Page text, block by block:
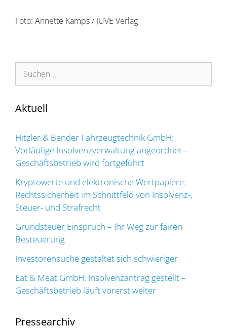
Foto: Annette Kamps / JUVE Verlag
Suchen
nach:
Aktuell
Hitzler & Bender Fahrzeugtechnik GmbH:
Vorläufige Insolvenzverwaltung angeordnet –
Geschäftsbetrieb wird fortgeführt
Kryptowerte und elektronische Wertpapiere:
Rechtssicherheit im Schnittfeld von Insolvenz-,
Steuer- und Strafrecht
Grundsteuer Einspruch – Ihr Weg zur fairen
Besteuerung
Investorensuche gestaltet sich schwieriger
Eat & Meat GmbH: Insolvenzantrag gestellt –
Geschäftsbetrieb läuft vorerst weiter
Pressearchiv